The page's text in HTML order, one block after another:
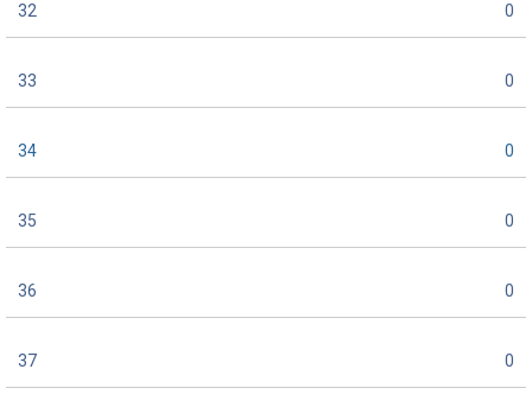
32 0
33 0
34 0
35 0
36 0
37 0